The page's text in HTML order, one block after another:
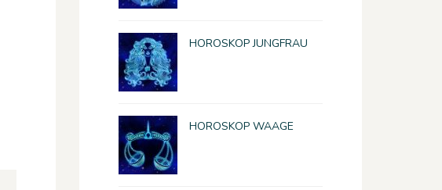
HOROSKOP JUNGFRAU
HOROSKOP WAAGE